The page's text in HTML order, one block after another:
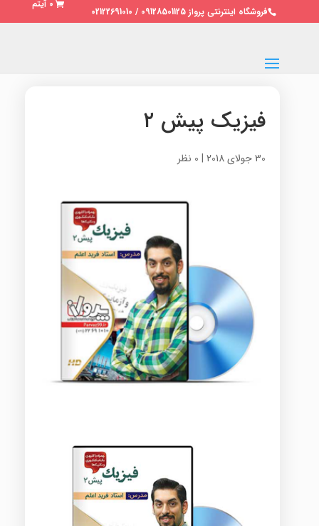
فروشگاه اینترنتی پرواز 09128501125 / 02122691010
0 آیتم
فیزیک پیش ۲
30 جولای 2018 | 0 نظر